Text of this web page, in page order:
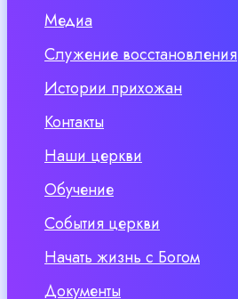
Медиа
Служение восстановления
Истории прихожан
Контакты
Наши церкви
Обучение
События церкви
Начать жизнь с Богом
Документы